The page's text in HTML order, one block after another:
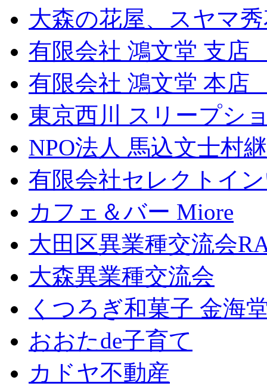
大森の花屋、スヤマ
有限会社 鴻文堂 支店
有限会社 鴻文堂 本
東京西川 スリープシ
NPO法人 馬込文士村
有限会社セレクトイ
カフェ＆バー Miore
大田区異業種交流会
大森異業種交流会
くつろぎ和菓子 金海
おおたde子育て
カドヤ不動産